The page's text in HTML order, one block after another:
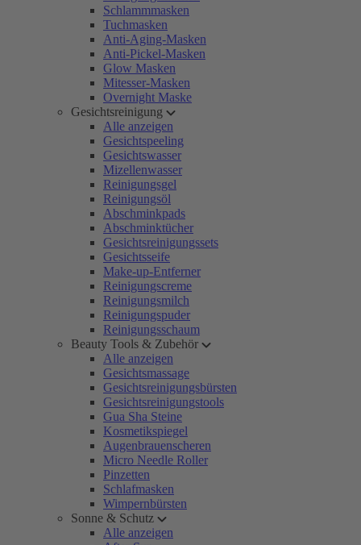
Schlammmasken
Tuchmasken
Anti-Aging-Masken
Anti-Pickel-Masken
Glow Masken
Mitesser-Masken
Overnight Maske
Gesichtsreinigung
Alle anzeigen
Gesichtspeeling
Gesichtswasser
Mizellenwasser
Reinigungsgel
Reinigungsöl
Abschminkpads
Abschminktücher
Gesichtsreinigungssets
Gesichtsseife
Make-up-Entferner
Reinigungscreme
Reinigungsmilch
Reinigungspuder
Reinigungsschaum
Beauty Tools & Zubehör
Alle anzeigen
Gesichtsmassage
Gesichtsreinigungsbürsten
Gesichtsreinigungstools
Gua Sha Steine
Kosmetikspiegel
Augenbrauenscheren
Micro Needle Roller
Pinzetten
Schlafmasken
Wimpernbürsten
Sonne & Schutz
Alle anzeigen